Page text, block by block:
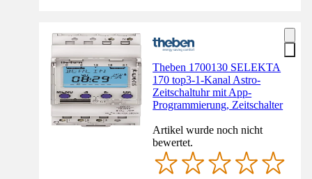
Theben 1700130 SELEKTA
170 top3-1-Kanal Astro-
Zeitschaltuhr mit App-
Programmierung, Zeitschalter
Artikel wurde noch nicht
bewertet.